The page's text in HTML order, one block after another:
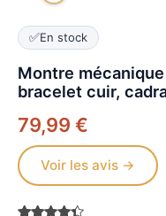
✅En stock
Montre
bracelet cuir,
79,99 €
Voir les avis →